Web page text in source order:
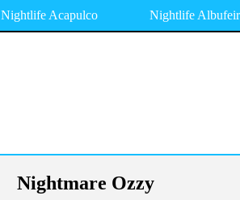
Nightlife Acapulco Nightlife
Nightmare Ozzy